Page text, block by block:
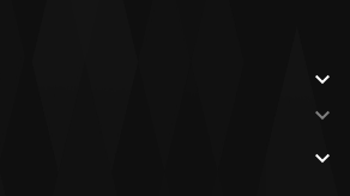


